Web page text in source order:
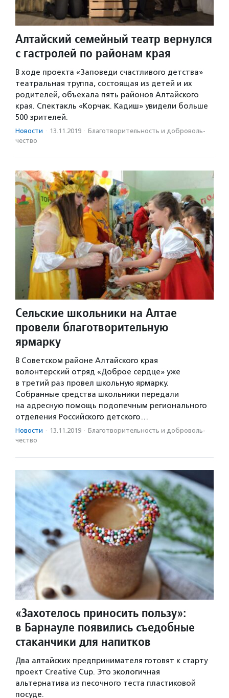
Алтайский семейный театр вернулся
с гастролей по районам края
В ходе проекта «Заповеди счастливого детства»
театральная труппа, состоящая из детей и их
родителей, объехала пять районов Алтайского
края. Спектакль «Корчак. Кадиш» увидели больше
500 зрителей.
Новости · 13.11.2019 · Благотвори­тель­ность и доброволь­
чест­во
Сельские школьники на Алтае
провели благотворительную
ярмарку
В Советском районе Алтайского края
волонтерский отряд «Доброе сердце» уже
в третий раз провел школьную ярмарку.
Собранные средства школьники передали
на адресную помощь подопечным регионального
отделения Российского детского…
Новости · 13.11.2019 · Благотвори­тель­ность и доброволь­
чест­во
«Захотелось приносить пользу»:
в Барнауле появились съедобные
стаканчики для напитков
Два алтайских предпринимателя готовят к старту
проект Creative Cup. Это экологичная
альтернатива из песочного теста пластиковой
посуде.